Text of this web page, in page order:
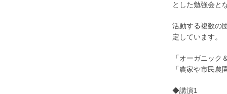
とした勉強会と
活動する複数の
定しています。
「オーガニッ
「農家や市民農
◆講演1